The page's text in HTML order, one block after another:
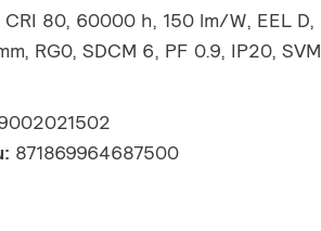
80, 60000 h, 150 lm/W, EEL D,
RG0, SDCM 6, PF 0.9, IP20, SVM
871869964687500